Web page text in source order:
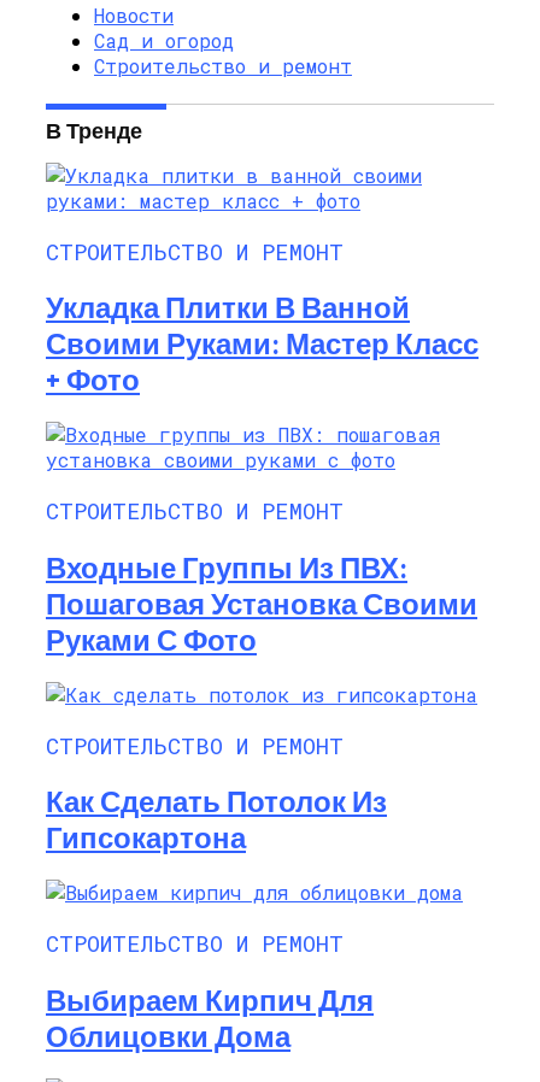
Новости
Сад и огород
Строительство и ремонт
В Тренде
СТРОИТЕЛЬСТВО И РЕМОНТ
Укладка Плитки В Ванной
Своими Руками: Мастер Класс
+ Фото
СТРОИТЕЛЬСТВО И РЕМОНТ
Входные Группы Из ПВХ:
Пошаговая Установка Своими
Руками С Фото
СТРОИТЕЛЬСТВО И РЕМОНТ
Как Сделать Потолок Из
Гипсокартона
СТРОИТЕЛЬСТВО И РЕМОНТ
Выбираем Кирпич Для
Облицовки Дома